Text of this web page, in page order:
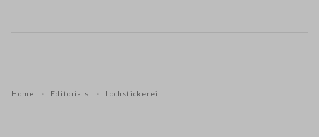
Home Editorials Lochstickerei